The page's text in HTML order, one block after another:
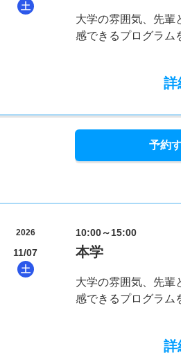
土
大学の雰囲気、先輩
感できるプログラム
詳
予約
2026
11/07
土
10:00～15:00
本学
大学の雰囲気、先輩
感できるプログラム
詳